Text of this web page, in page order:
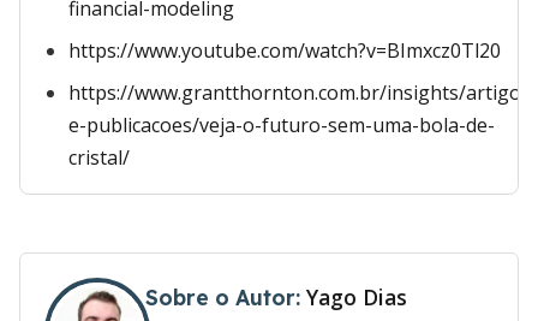
financial-modeling
https://www.youtube.com/watch?v=BImxcz0Tl20
https://www.grantthornton.com.br/insights/artigos-
e-publicacoes/veja-o-futuro-sem-uma-bola-de-
cristal/
Sobre o Autor: Yago Dias